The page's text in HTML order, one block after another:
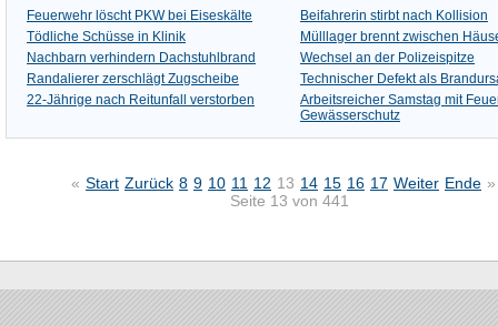
Feuerwehr löscht PKW bei Eiseskälte
Beifahrerin stirbt nach Kollision
Tödliche Schüsse in Klinik
Mülllager brennt zwischen
Nachbarn verhindern Dachstuhlbrand
Wechsel an der Polizeispitze
Randalierer zerschlägt Zugscheibe
Technischer Defekt als
22-Jährige nach Reitunfall verstorben
Arbeitsreicher Samstag mit
Gewässerschutz
« Start Zurück 8 9 10 11 12 13 14 15 16 17 Weiter Ende »
Seite 13 von 441